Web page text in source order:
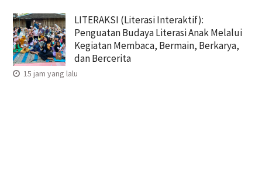
LITERAKSI (Literasi Interaktif):
Penguatan Budaya Literasi Anak Melalui
Kegiatan Membaca, Bermain, Berkarya,
dan Bercerita
15 jam yang lalu